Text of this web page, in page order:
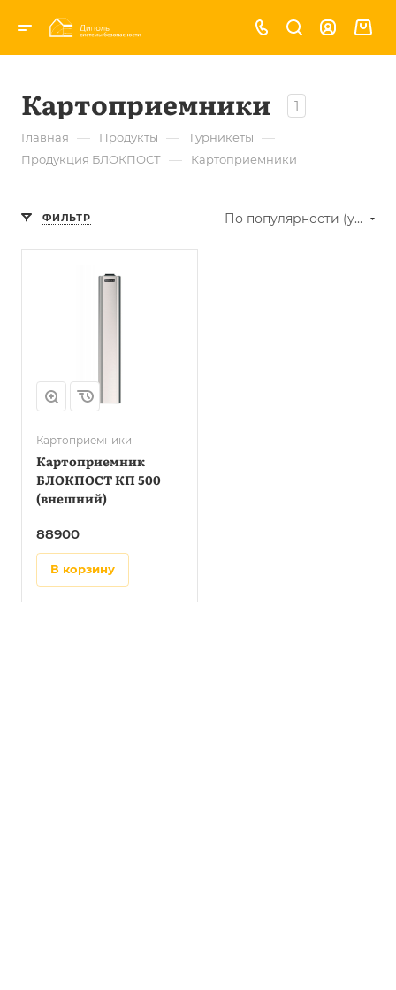
Картоприемники 1
Главная — Продукты — Турникеты —
Продукция БЛОКПОСТ — Картоприемники
ФИЛЬТР По популярности (убывание)
Картоприемники
Картоприемник
БЛОКПОСТ КП 500
(внешний)
88900
в корзину